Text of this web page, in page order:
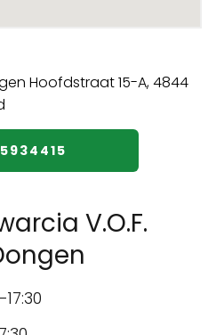
V.O.F.